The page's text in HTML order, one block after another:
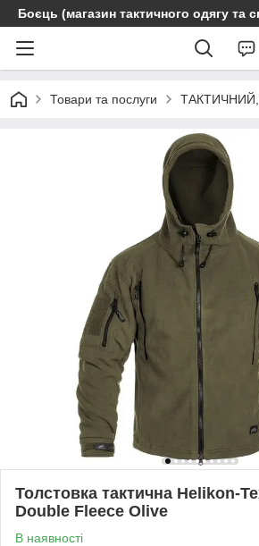
Боєць (магазин тактичного одягу та
Товари та послуги
Толстовка тактична Helikon-
Double Fleece Olive
В наявності